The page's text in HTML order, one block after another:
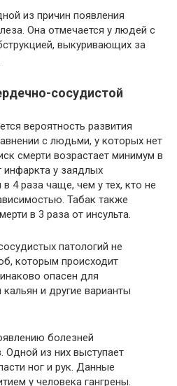
из причин появления
Она отмечается у людей с
выкуривающих за
сосудистой
вероятность развития
с людьми, у которых нет
смерти возрастает минимум в
инфаркта у заядлых
4 раза чаще, чем у тех, кто не
Табак также
в 3 раза от инсульта.
патологий не
которым происходит
опасен для
и другие варианты
болезней
Одной из них выступает
ног и рук. Данные
у человека гангрены.